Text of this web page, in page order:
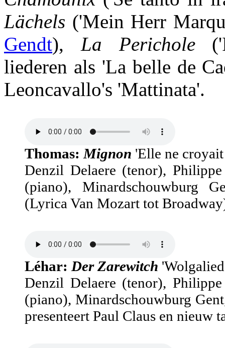
Lächels ('Mein Herr
Gendt), La Perichole('Il
liederen als 'La belle de
Leoncavallo's 'Mattinata'.
Thomas: Mignon 'Elle ne croyait
Denzil Delaere (tenor), Philippe
(piano), Minardschouwburg
(Lyrica Van Mozart tot
Léhar: Der Zarewitch
Denzil Delaere (tenor), Philippe
(piano), Minardschouwburg
presenteert Paul Claus en nieuw